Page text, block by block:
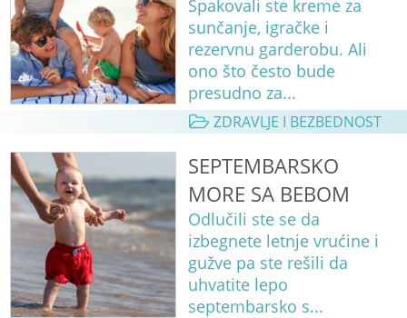
Spakovali ste kreme za
sunčanje, igračke i
rezervnu garderobu. Ali
ono što često bude
presudno za...
ZDRAVLJE I BEZBEDNOST
SEPTEMBARSKO
MORE SA BEBOM
Odlučili ste se da
izbegnete letnje vrućine i
gužve pa ste rešili da
uhvatite lepo
septembarsko s...